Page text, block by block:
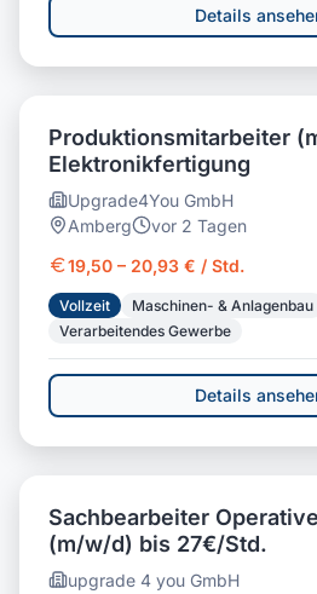
Details
Produktionsmitarbeiter
Elektronikfertigung
Upgrade4You GmbH
Amberg
vor 2 Tagen
19,50 – 20,93 € / Std.
Vollzeit
Maschinen- & Anlagenbau
Verarbeitendes Gewerbe
Details
Sachbearbeiter
(m/w/d) bis 27€/Std.
upgrade 4 you GmbH